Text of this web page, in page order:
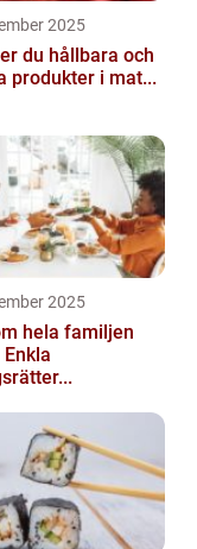
2025
du hållbara och
produkter i mat...
2025
hela familjen